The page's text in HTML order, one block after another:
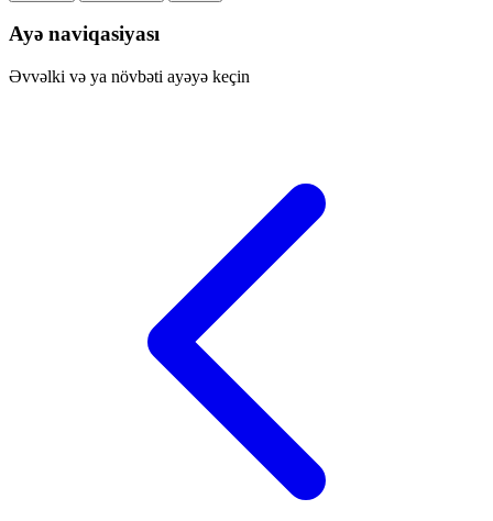
Ayə naviqasiyası
Əvvəlki və ya növbəti ayəyə keçin